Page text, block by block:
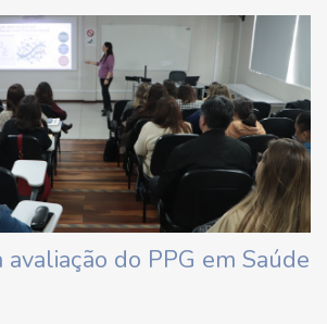
do PPG em Saúde